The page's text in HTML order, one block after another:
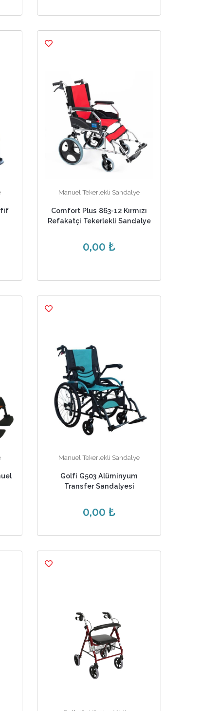
Manuel Tekerlekli Sandalye
Comfort Plus 863-12 Kırmızı
Refakatçi Tekerlekli Sandalye
0,00 ₺
Manuel Tekerlekli Sandalye
Golfi G503 Alüminyum
Transfer Sandalyesi
0,00 ₺